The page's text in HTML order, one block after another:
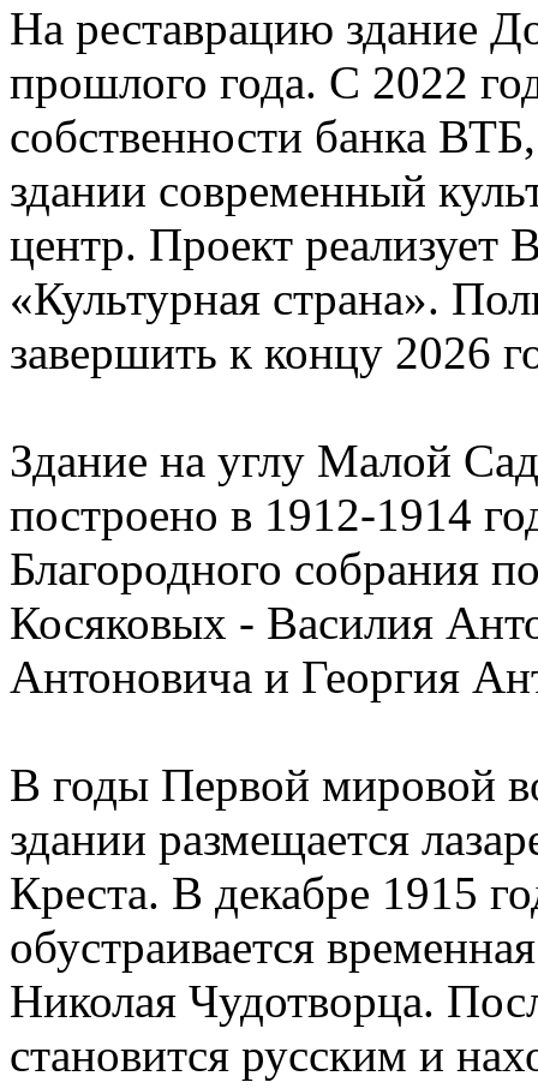
На реставрацию здание
прошлого года. С 2022
собственности банка
здании современный
центр. Проект
«Культурная страна».
завершить к концу 2026
Здание на углу Малой
построено в 1912-1914
Благородного собрания
Косяковых - Василия
Антоновича и Георгия
В годы Первой мировой
здании размещается
Креста. В декабре 1915
обустраивается
Николая Чудотворца.
становится русским и